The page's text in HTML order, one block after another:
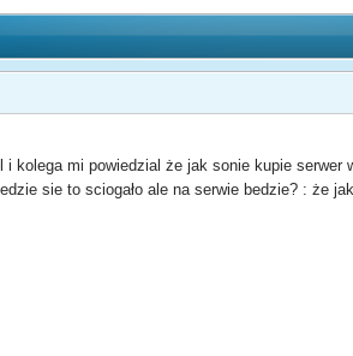
kolega mi powiedzial że jak sonie kupie serwer
sie to sciogało ale na serwie bedzie? : że